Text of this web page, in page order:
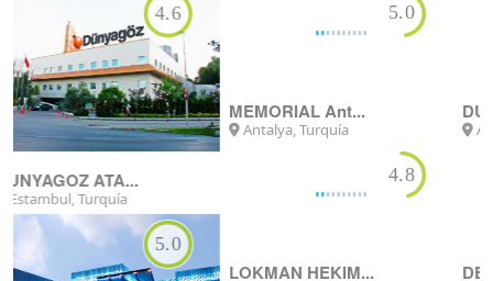
MEMORIAL Ant...
5.0
Antalya, Turquía
DUNYAGOZ ANT...
5.0
Antalya, Turquía
4.8